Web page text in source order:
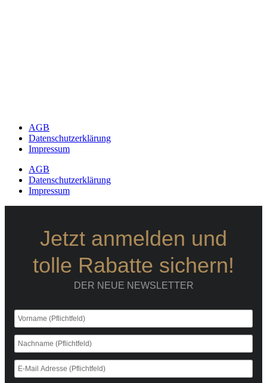
AGB
Datenschutzerklärung
Impressum
AGB
Datenschutzerklärung
Impressum
Jetzt anmelden und
tolle Rabatte sichern!
DER NEUE NEWSLETTER